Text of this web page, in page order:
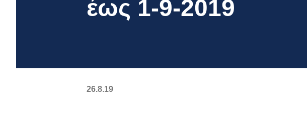
έως 1-9-2019
26.8.19